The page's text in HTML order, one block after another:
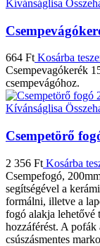
Kívánságlisa
664 Ft Kosárba
Csempevagókerék
csempevágóhoz.
Kívánságlisa
Csempetörő
2 356 Ft Kosárba
Csempefogó,
segítségével a
formálni, illetve a
fogó alakja lehetővé
hozzáférést. A
csúszásmentes